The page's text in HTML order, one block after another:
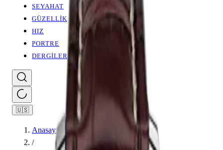
SEYAHAT
GÜZELLİK
HIZ
PORTRE
DERGİLER
🇺🇸
Anasayfa
/